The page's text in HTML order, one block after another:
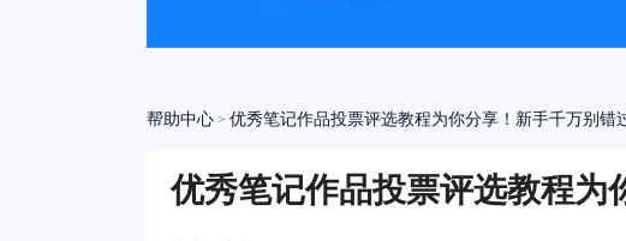
帮助中心 > 优秀笔记作品投票评选教程为你分享！新手千万别错
优秀笔记作品投票评选教程为